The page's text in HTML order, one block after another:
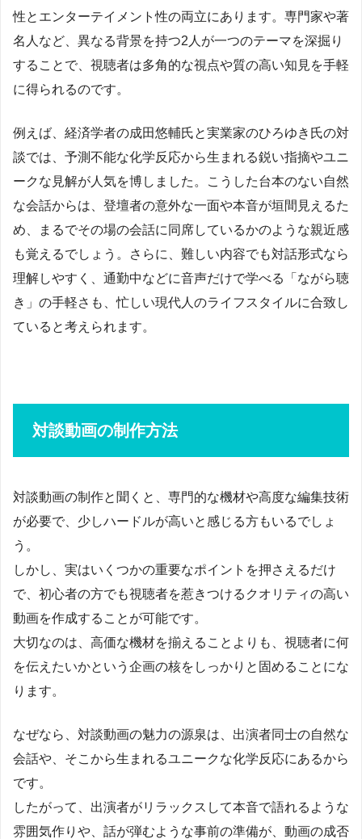
性とエンターテイメント性の両立にあります。専門家や著
名人など、異なる背景を持つ2人が一つのテーマを深掘り
することで、視聴者は多角的な視点や質の高い知見を手軽
に得られるのです。
例えば、経済学者の成田悠輔氏と実業家のひろゆき氏の対
談では、予測不能な化学反応から生まれる鋭い指摘やユニ
ークな見解が人気を博しました。こうした台本のない自然
な会話からは、登壇者の意外な一面や本音が垣間見えるた
め、まるでその場の会話に同席しているかのような親近感
も覚えるでしょう。さらに、難しい内容でも対話形式なら
理解しやすく、通勤中などに音声だけで学べる「ながら聴
き」の手軽さも、忙しい現代人のライフスタイルに合致し
ていると考えられます。
対談動画の制作方法
対談動画の制作と聞くと、専門的な機材や高度な編集技術
が必要で、少しハードルが高いと感じる方もいるでしょ
う。
しかし、実はいくつかの重要なポイントを押さえるだけ
で、初心者の方でも視聴者を惹きつけるクオリティの高い
動画を作成することが可能です。
大切なのは、高価な機材を揃えることよりも、視聴者に何
を伝えたいかという企画の核をしっかりと固めることにな
ります。
なぜなら、対談動画の魅力の源泉は、出演者同士の自然な
会話や、そこから生まれるユニークな化学反応にあるから
です。
したがって、出演者がリラックスして本音で語れるような
雰囲気作りや、話が弾むような事前の準備が、動画の成否